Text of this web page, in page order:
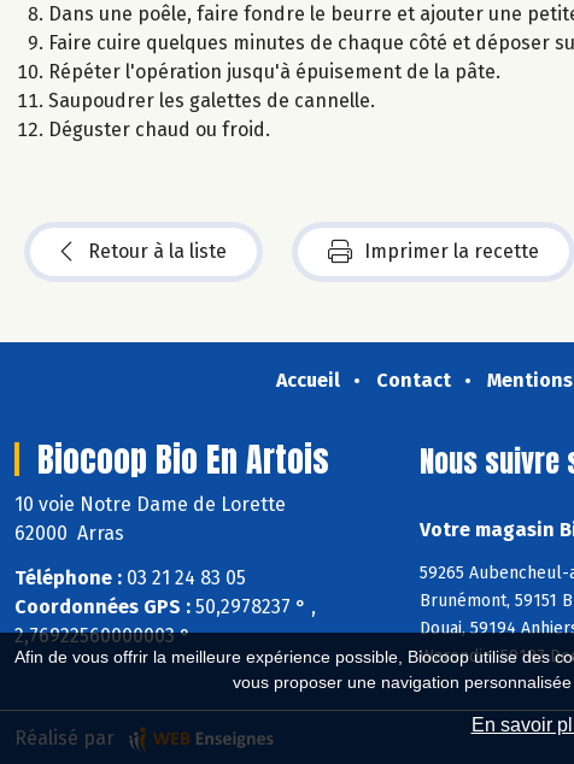
Afin de vous offrir la meilleure expérience possible, Biocoop utilise des
vous proposer une navigation
En savoir
Dans une poêle, faire fondre le beurre et ajouter une
Faire cuire quelques minutes de chaque côté et déposer
Répéter l'opération jusqu'à épuisement de la pâte.
Saupoudrer les galettes de cannelle.
Déguster chaud ou froid.
Retour à la liste Imprimer la recette
Accueil Contact
Biocoop Bio En Artois
10 voie Notre Dame de Lorette
62000 Arras
Téléphone : 03 21 24 83 05
Coordonnées GPS : 50,2978237 ° ,
2,76922560000003 °
Nous suivre
Votre magasin
59265 Aubencheul-
Brunémont, 59151
Douai, 59194
Warendin, 59187
Réalisé par